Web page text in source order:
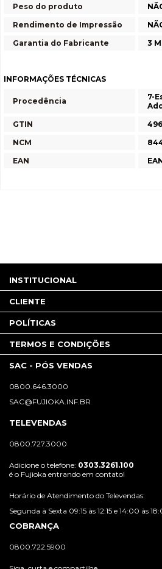
Peso do produto
Rendimento de Impressão
Garantia do Fabricante
3
INFORMAÇÕES TÉCNICAS
Procedência
7-
GTIN
NCM
EAN
INSTITUCIONAL
CLIENTE
POLÍTICAS
TERMOS E CONDIÇÕES
SAC - PÓS VENDAS
0800.646.3000
SAC@FUJIOKA.INF.BR
TELEVENDAS
0800.727.3000
Adicione o telefone: 0303.3261.100
é o Fujioka entrando em contato!
Horário de Atendimento do Televendas:
Segunda à Sexta 09:15 às 12:15 e 14:00 às
COBRANÇA
0800.722.5900